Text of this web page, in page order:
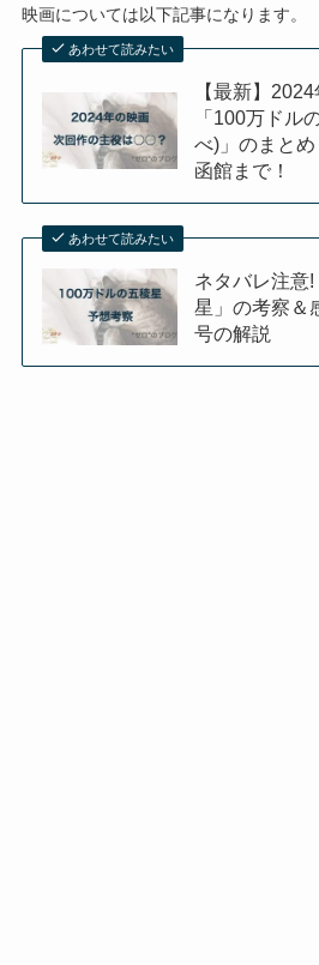
映画については以下記事になります。
あわせて読みたい
【最新】
「100万ドル
べ)」のまとめ
函館まで！
あわせて読みたい
ネタバレ注意
星」の考察＆
号の解説